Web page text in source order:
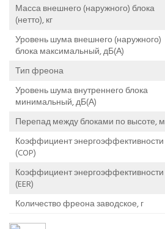
Масса внешнего (наружного) блока
(нетто), кг
Уровень шума внешнего (наружного)
блока максимальный, дБ(А)
Тип фреона
Уровень шума внутреннего блока
минимальный, дБ(А)
Перепад между блоками по высоте, м
Коэффициент энергоэффективности
(COP)
Коэффициент энергоэффективности
(EER)
Количество фреона заводское, г